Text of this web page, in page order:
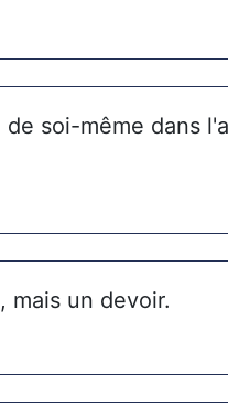
soi-même dans
mais un devoir.